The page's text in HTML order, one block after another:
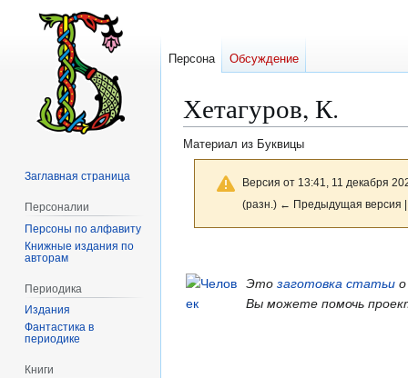
Хетагуров, К.
Материал из Буквицы
Версия от 13:41, 11 декабря
(разн.) ← Предыдущая версия
к
навигации
к
поиску
Это заготовка статьи
Вы можете помочь
Персона Обсуждение
Заглавная страница
Персоналии
Персоны по алфавиту
Книжные издания по
авторам
Периодика
Издания
Фантастика в
периодике
Книги